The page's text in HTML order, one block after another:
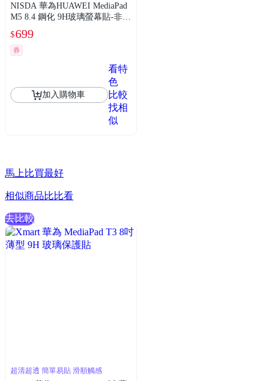
NISDA 華為HUAWEI MediaPad
M5 8.4 鋼化 9H玻璃螢幕貼-非滿
$699
券
加入購物車
看特
色
比較
找相
似
馬上比買最好
相似商品比比看
去比較
超清超透 簡單易貼 滑順觸感